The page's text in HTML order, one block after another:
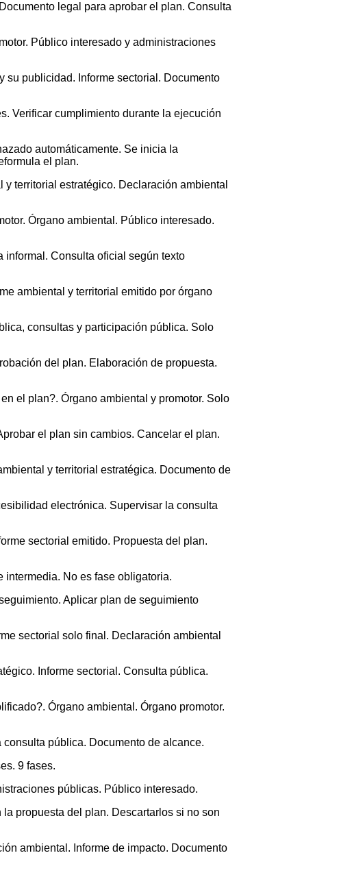
legal para aprobar el plan. Consulta
Público interesado y administraciones
publicidad. Informe sectorial. Documento
Verificar cumplimiento durante la ejecución
automáticamente. Se inicia la
el plan.
territorial estratégico. Declaración ambiental
Órgano ambiental. Público interesado.
Consulta oficial según texto
ambiental y territorial emitido por órgano
consultas y participación pública. Solo
del plan. Elaboración de propuesta.
el plan?. Órgano ambiental y promotor. Solo
el plan sin cambios. Cancelar el plan.
y territorial estratégica. Documento de
electrónica. Supervisar la consulta
sectorial emitido. Propuesta del plan.
No es fase obligatoria.
Aplicar plan de seguimiento
sectorial solo final. Declaración ambiental
Informe sectorial. Consulta pública.
Órgano ambiental. Órgano promotor.
pública. Documento de alcance.
9 fases.
públicas. Público interesado.
propuesta del plan. Descartarlos si no son
ambiental. Informe de impacto. Documento